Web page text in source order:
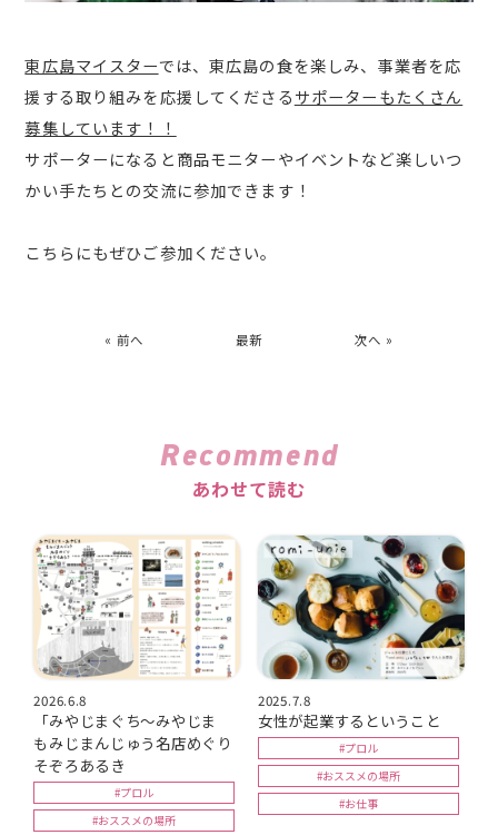
東広島マイスターでは、東広島の食を楽しみ、事業者を応
援する取り組みを応援してくださるサポーターもたくさん
募集しています！！
サポーターになると商品モニターやイベントなど楽しいつ
かい手たちとの交流に参加できます！
こちらにもぜひご参加ください。
« 前へ 最新 次へ »
Recommend
あわせて読む
2026.6.8
「みやじまぐち～みやじま
もみじまんじゅう名店めぐり
そぞろあるき
#プロル
#おススメの場所
2025.7.8
女性が起業するということ
#プロル
#おススメの場所
#お仕事